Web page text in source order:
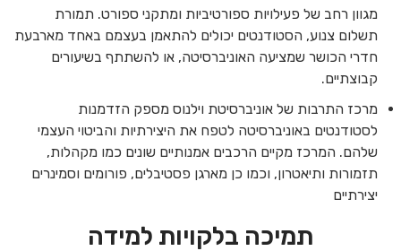
מגוון רחב של פעילויות ספורטיביות ומתקני ספורט. תמורת
תשלום צנוע, הסטודנטים יכולים להתאמן בעצמם באחד מארבעת
חדרי הכושר שמציעה האוניברסיטה, או להשתתף בשיעורים
קבוצתיים.
מרכז התרבות של אוניברסיטת וילנוס מספק הזדמנות
לסטודנטים באוניברסיטה לטפח את היצירתיות והביטוי העצמי
שלהם. המרכז מקיים הרכבים אמנותיים שונים כמו מקהלות,
תזמורות ותיאטרון, וכמו כן מארגן פסטיבלים, פורומים וסמינרים
יצירתיים
תמיכה בלקויות למידה